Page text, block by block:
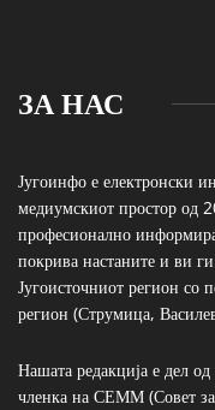
ЗА НАС
Југоинфо е електронски
медиумскиот простор од
професионално
покрива настаните и ви
Југоисточниот регион со
регион (Струмица,
Нашата редакција е дел
членка на СЕММ (Совет